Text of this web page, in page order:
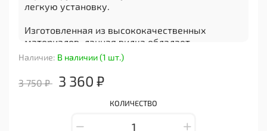
Наличие: В наличии (1 шт.)
3 750 ₽ 3 360 ₽
КОЛИЧЕСТВО
легкую установку.
Изготовленная из высококачественных
материалов, данная вилка обладает
прочностью и долговечностью, что позволяет
ей выдерживать значительные нагрузки и
преодолевать различные поверхности с
минимальными потерями. Благодаря своей
конструкции, она обеспечивает отличную
повышает комфортность поездки.